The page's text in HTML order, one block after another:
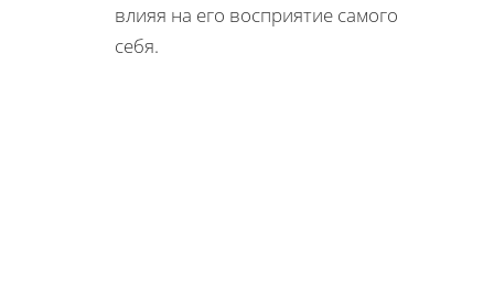
влияя на его восприятие самого
себя.